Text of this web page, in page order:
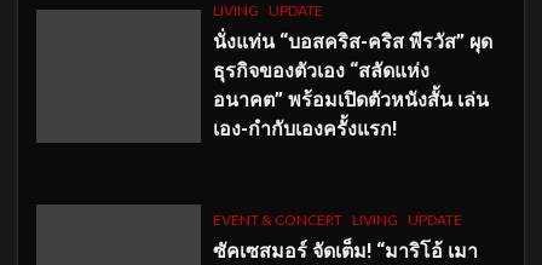
LIVING UPDATE
นั่งแท่น “บอสคริส-คริส พีรวัส” ผุด
ธุรกิจของตัวเอง “สลัดแห่ง
อนาคต” พร้อมเปิดตัวหนังสั้น เล่น
เอง-กำกับเองครั้งแรก!
EVENT & CONCERT LIVING UPDATE
ซัคเซสมอร์ จัดเต็ม! “มาริโอ้ เมา